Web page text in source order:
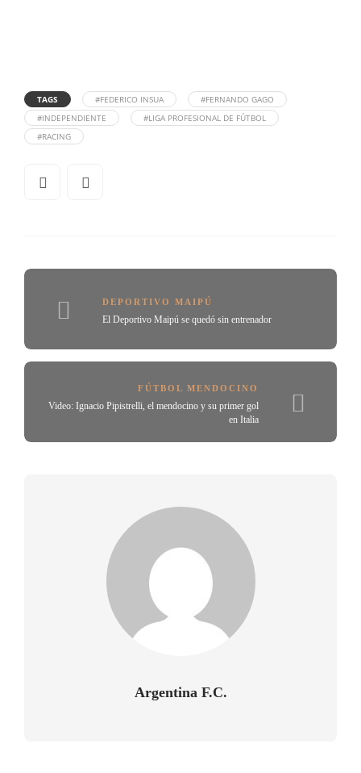
TAGS #FEDERICO INSUA
#FERNANDO GAGO
#INDEPENDIENTE
#LIGA PROFESIONAL DE FÚTBOL
#RACING
DEPORTIVO MAIPÚ
El Deportivo Maipú se quedó sin entrenador
FÚTBOL MENDOCINO
Video: Ignacio Pipistrelli, el mendocino y su primer gol
en Italia
Argentina F.C.